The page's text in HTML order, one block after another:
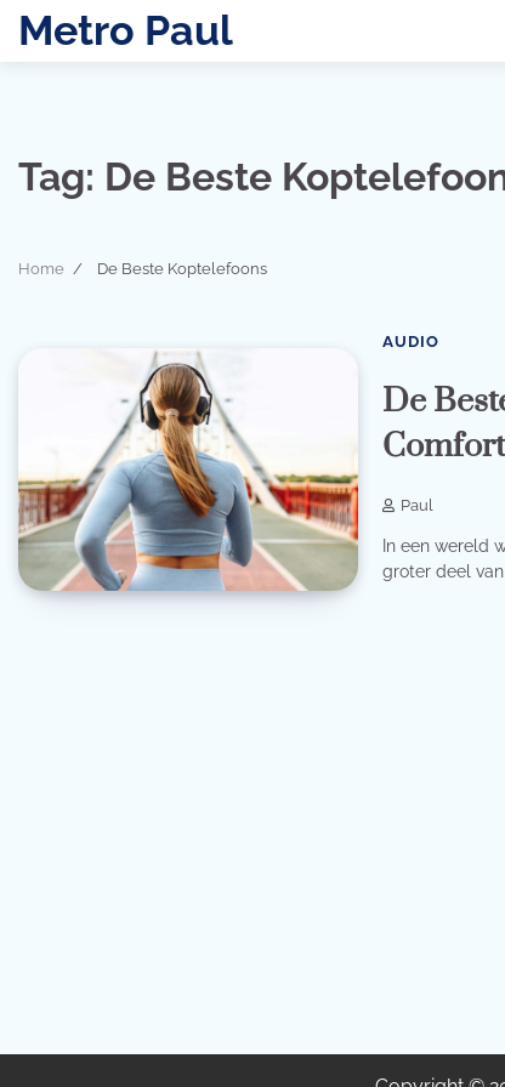
SkipMetro Paul
Tag: De Beste
Home De Beste Koptelefoons
AUDIO
De
Paul
In een wereld
groter deel van